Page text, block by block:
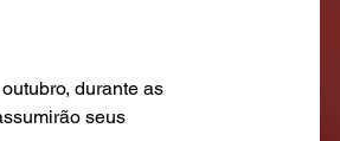
durante as
seus